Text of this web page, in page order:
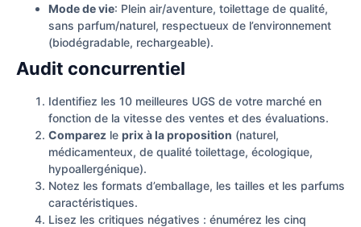
Mode de vie: Plein air/aventure, toilettage de qualité,
sans parfum/naturel, respectueux de l’environnement
(biodégradable, rechargeable).
Audit concurrentiel
Identifiez les 10 meilleures UGS de votre marché en
fonction de la vitesse des ventes et des évaluations.
Comparez le prix à la proposition (naturel,
médicamenteux, de qualité toilettage, écologique,
hypoallergénique).
Notez les formats d’emballage, les tailles et les parfums
caractéristiques.
Lisez les critiques négatives : énumérez les cinq